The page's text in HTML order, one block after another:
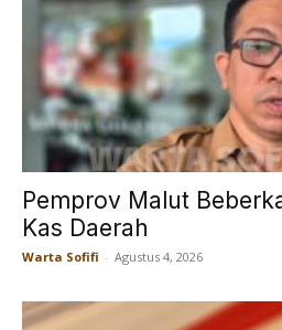
Pemprov Malut
Kas Daerah
Warta Sofifi - Agustus 4, 2026